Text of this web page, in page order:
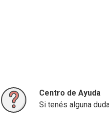
Centro de Ayuda
Si tenés alguna